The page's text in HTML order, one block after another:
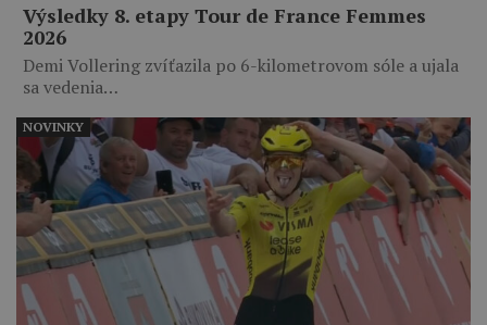
Výsledky 8. etapy Tour de France Femmes
2026
Demi Vollering zvíťazila po 6-kilometrovom sóle a ujala
sa vedenia…
NOVINKY